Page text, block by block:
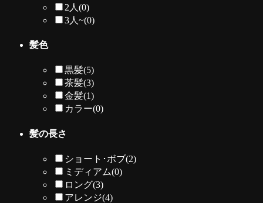
2人(0)
3人~(0)
髪色
黒髪(5)
茶髪(3)
金髪(1)
カラー(0)
髪の長さ
ショート･ボブ(2)
ミディアム(0)
ロング(3)
アレンジ(4)